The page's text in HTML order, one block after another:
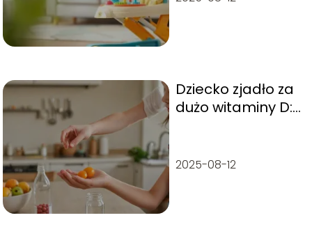
Dziecko zjadło za
dużo witaminy D:
2025-08-12